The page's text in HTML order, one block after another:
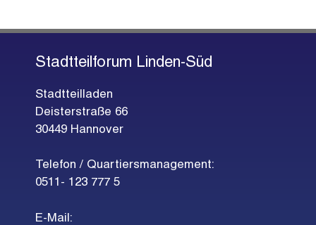
Stadtteilforum Linden-Süd
Stadtteilladen
Deisterstraße 66
30449 Hannover
Telefon / Quartiersmanagement:
0511- 123 777 5
E-Mail: